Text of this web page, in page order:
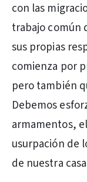
con las
trabajo común
sus propias
comienza por
pero también
Debemos
armamentos,
usurpación de
de nuestra